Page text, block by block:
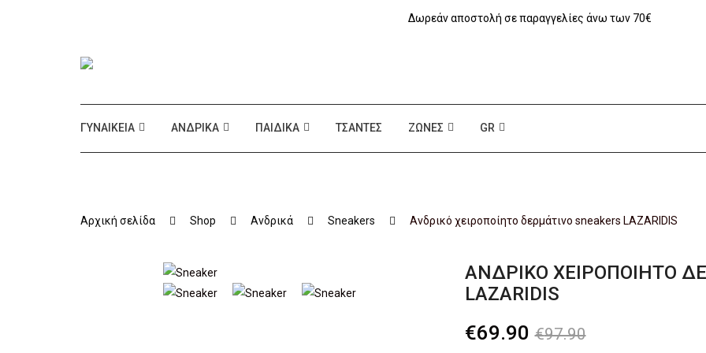
Δωρεάν αποστολή σε παραγγελίες άνω των 70€
ΓΥΝΑΙΚΕΊΑ ΑΝΔΡΙΚΆ ΠΑΙΔΙΚΆ ΤΣΆΝΤΕΣ ΖΏΝΕΣ GR
Αρχική σελίδα Shop Ανδρικά Sneakers Aνδρικό χειροποίητο δερμάτινο sneakers LAZARIDIS
AΝΔΡΙΚΌ ΧΕΙΡΟΠΟΊΗΤΟ
LAZARIDIS
€97.90Original
€69.90
Η